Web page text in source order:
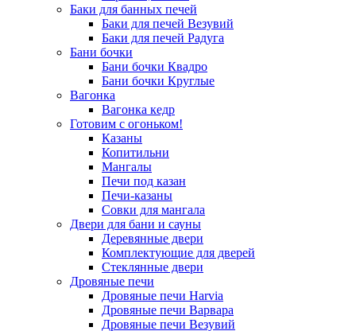
Баки для банных печей
Баки для печей Везувий
Баки для печей Радуга
Бани бочки
Бани бочки Квадро
Бани бочки Круглые
Вагонка
Вагонка кедр
Готовим с огоньком!
Казаны
Копитильни
Мангалы
Печи под казан
Печи-казаны
Совки для мангала
Двери для бани и сауны
Деревянные двери
Комплектующие для дверей
Стеклянные двери
Дровяные печи
Дровяные печи Harvia
Дровяные печи Варвара
Дровяные печи Везувий